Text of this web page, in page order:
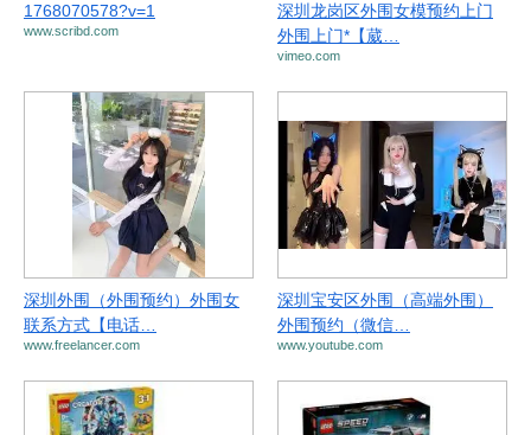
1768070578?v=1
www.scribd.com
深圳龙岗区外围女模预约上门
外围上门*【葳…
vimeo.com
深圳外围（外围预约）外围女
联系方式【电话…
www.freelancer.com
深圳宝安区外围（高端外围）
外围预约（微信…
www.youtube.com